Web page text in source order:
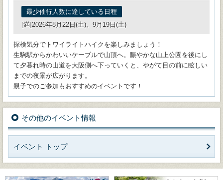
最少催行人数に達している日程
[満]2026年8月22日(土)、9月19日(土)
探検気分でトワイライトハイクを楽しみましょう！
生駒駅からかわいいケーブルで山頂へ。賑やかな山上公園を後にし
て夕暮れ時の山道を大阪側へ下っていくと、やがて目の前に眩しい
までの夜景が広がります。
親子でのご参加もおすすめのイベントです！
その他のイベント情報
イベント トップ